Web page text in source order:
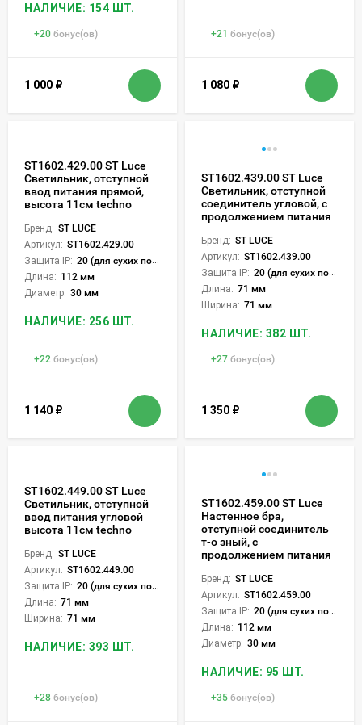
НАЛИЧИЕ: 154 ШТ.
+20 бонус(ов)
1 000 ₽
+21 бонус(ов)
1 080 ₽
ST1602.429.00 ST Luce
Светильник, отступной
ввод питания прямой,
высота 11см techno
Бренд: ST LUCE
Артикул: ST1602.429.00
Защита IP: 20 (для сухих пом.)
Длина: 112 мм
Диаметр: 30 мм
НАЛИЧИЕ: 256 ШТ.
+22 бонус(ов)
1 140 ₽
ST1602.439.00 ST Luce
Светильник, отступной
соединитель угловой, с
продолжением питания
Бренд: ST LUCE
Артикул: ST1602.439.00
Защита IP: 20 (для сухих пом.)
Длина: 71 мм
Ширина: 71 мм
НАЛИЧИЕ: 382 ШТ.
+27 бонус(ов)
1 350 ₽
ST1602.449.00 ST Luce
Светильник, отступной
ввод питания угловой
высота 11см techno
Бренд: ST LUCE
Артикул: ST1602.449.00
Защита IP: 20 (для сухих пом.)
Длина: 71 мм
Ширина: 71 мм
НАЛИЧИЕ: 393 ШТ.
+28 бонус(ов)
ST1602.459.00 ST Luce
Настенное бра,
отступной соединитель
т-о зный, с
продолжением питания
Бренд: ST LUCE
Артикул: ST1602.459.00
Защита IP: 20 (для сухих пом.)
Длина: 112 мм
Диаметр: 30 мм
НАЛИЧИЕ: 95 ШТ.
+35 бонус(ов)